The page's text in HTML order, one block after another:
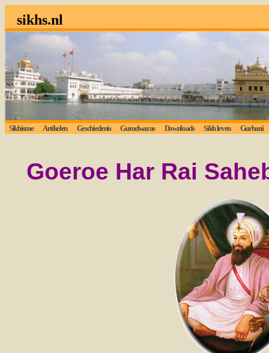
sikhs.nl
Sikhisme Artikelen Geschiedenis Gurudwaras Downloads Sikh leven Gurbani
Goeroe Har Rai